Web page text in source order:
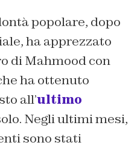
popolare, dopo
ha apprezzato
di Mahmood con
ha ottenuto
all’ultimo
Negli ultimi mesi,
sono stati